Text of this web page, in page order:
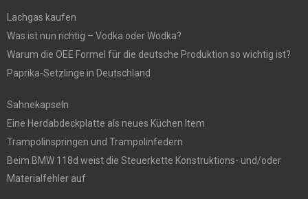
Lachgas kaufen
Was ist nun richtig – Vodka oder Wodka?
Warum die OEE Formel für die deutsche Produktion so wichtig ist?
Paprika-Setzlinge in Deutschland
Sahnekapseln
Eine Herdabdeckplatte als neues Küchen Item
Trampolinspringen und Trampolinfedern
Beim BMW 118d weist die Steuerkette Konstruktions- und/oder
Materialfehler auf